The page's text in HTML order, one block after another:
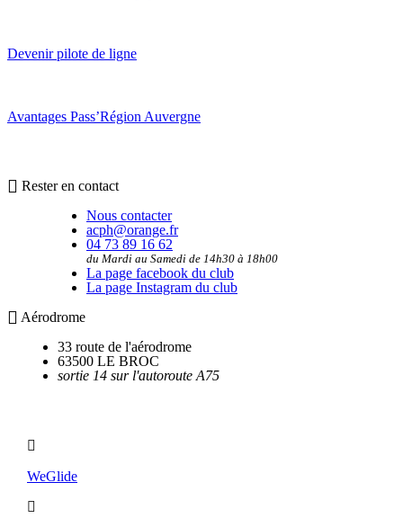
Devenir pilote de ligne
Avantages Pass’Région Auvergne
Rester en contact
Nous contacter
acph@orange.fr
04 73 89 16 62
du Mardi au Samedi de 14h30 à 18h00
La page facebook du club
La page Instagram du club
Aérodrome
33 route de l'aérodrome
63500 LE BROC
sortie 14 sur l'autoroute A75
WeGlide